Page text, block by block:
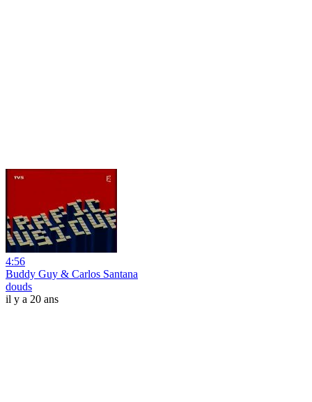
4:56
Buddy Guy & Carlos Santana
douds
il y a 20 ans